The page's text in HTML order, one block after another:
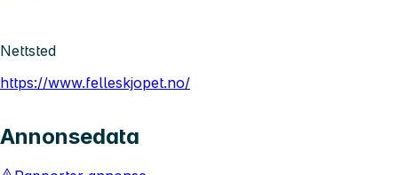
Nettsted
https://www.felleskjopet.no/
Annonsedata